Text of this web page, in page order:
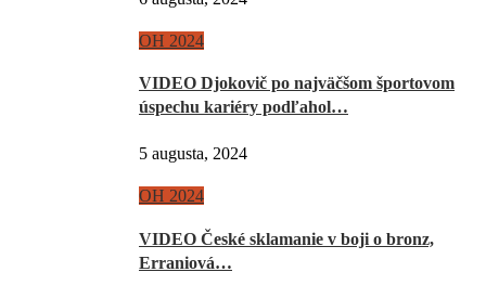
OH 2024
VIDEO Djokovič po najväčšom športovom
úspechu kariéry podľahol…
5 augusta, 2024
OH 2024
VIDEO České sklamanie v boji o bronz,
Erraniová…